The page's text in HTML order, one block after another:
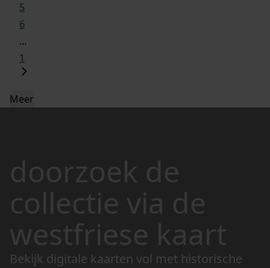
5
6
...
1
Meer
doorzoek de
collectie via de
westfriese kaart
Bekijk digitale kaarten vol met historische